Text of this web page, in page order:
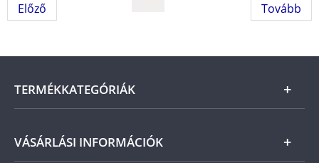
Előző Tovább
TERMÉKKATEGÓRIÁK
Arany
VÁSÁRLÁSI INFORMÁCIÓK